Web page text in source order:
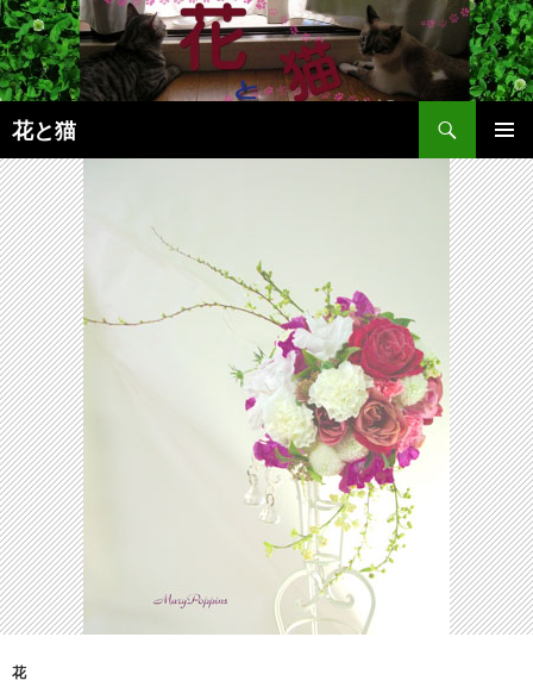
コ
ン
テ
ン
ツ
へ
ス
キ
ッ
プ
花と猫
検
索
メインメ
ニュー
花